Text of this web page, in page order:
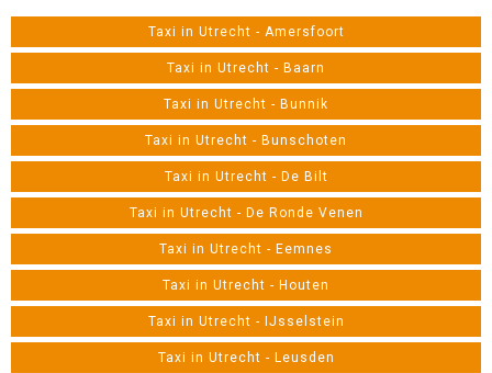
Taxi in Utrecht - Amersfoort
Taxi in Utrecht - Baarn
Taxi in Utrecht - Bunnik
Taxi in Utrecht - Bunschoten
Taxi in Utrecht - De Bilt
Taxi in Utrecht - De Ronde Venen
Taxi in Utrecht - Eemnes
Taxi in Utrecht - Houten
Taxi in Utrecht - IJsselstein
Taxi in Utrecht - Leusden